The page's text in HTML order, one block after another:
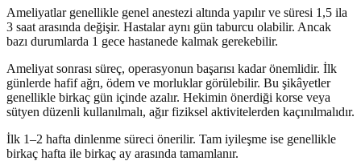
Ameliyatlar genellikle genel anestezi altında yapılır ve süresi 1,5 ila
3 saat arasında değişir. Hastalar aynı gün taburcu olabilir. Ancak
bazı durumlarda 1 gece hastanede kalmak gerekebilir.
Ameliyat sonrası süreç, operasyonun başarısı kadar önemlidir. İlk
günlerde hafif ağrı, ödem ve morluklar görülebilir. Bu şikâyetler
genellikle birkaç gün içinde azalır. Hekimin önerdiği korse veya
sütyen düzenli kullanılmalı, ağır fiziksel aktivitelerden kaçınılmalıdır.
İlk 1–2 hafta dinlenme süreci önerilir. Tam iyileşme ise genellikle
birkaç hafta ile birkaç ay arasında tamamlanır.